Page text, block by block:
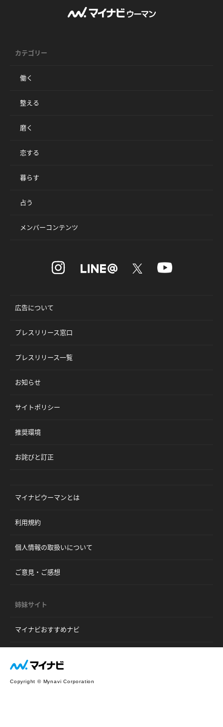
カテゴリー
働く
整える
磨く
恋する
暮らす
占う
メンバーコンテンツ
広告について
プレスリリース窓口
プレスリリース一覧
お知らせ
サイトポリシー
推奨環境
お詫びと訂正
マイナビウーマンとは
利用規約
個人情報の取扱いについて
ご意見・ご感想
姉妹サイト
マイナビおすすめナビ
Copyright © Mynavi Corporation